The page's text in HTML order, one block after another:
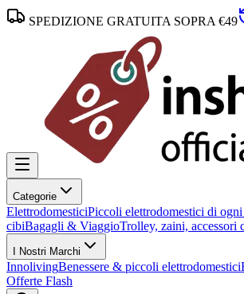
SPEDIZIONE GRATUITA SOPRA €49
Categorie
ElettrodomesticiPiccoli elettrodomestici di
cibiBagagli & ViaggioTrolley, zaini, accessori
I Nostri Marchi
InnolivingBenessere & piccoli elettrodomestici
Offerte Flash